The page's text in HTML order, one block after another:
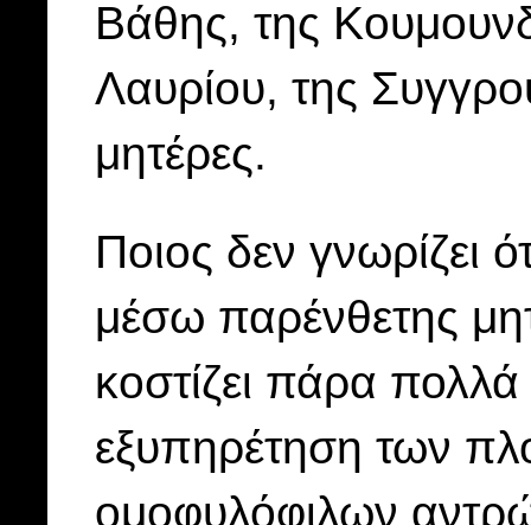
Βάθης, της
Λαυρίου, της
μητέρες.
Ποιος δεν γνωρίζει
μέσω παρένθετης
κοστίζει πάρα
εξυπηρέτηση των
ομοφυλόφιλων